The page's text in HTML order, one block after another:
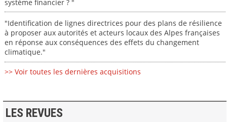
système financier ? "
"Identification de lignes directrices pour des plans de résilience
à proposer aux autorités et acteurs locaux des Alpes françaises
en réponse aux conséquences des effets du changement
climatique."
>> Voir toutes les dernières acquisitions
LES REVUES